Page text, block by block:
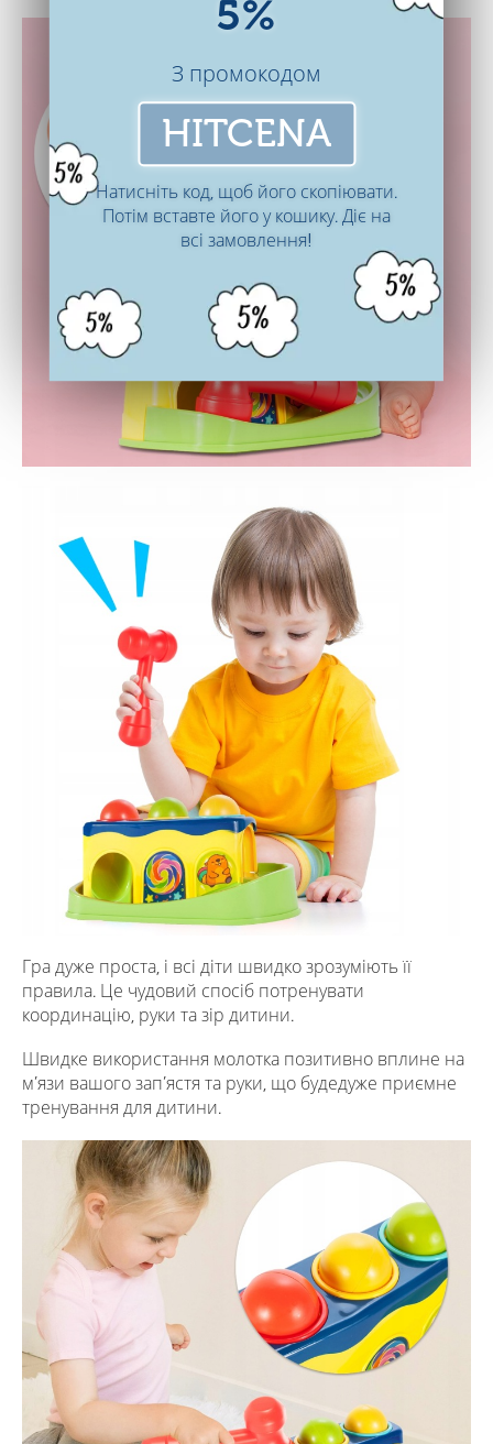
5%
З промокодом
HITCENA
Натисніть код, щоб його скопіювати.
Потім вставте його у кошику. Діє на
всі замовлення!
Гра дуже проста, і всі діти швидко зрозуміють її
правила. Це чудовий спосіб потренувати
координацію, руки та зір дитини.
Швидке використання молотка позитивно вплине на
м’язи вашого зап’ястя та руки, що будедуже приємне
тренування для дитини.